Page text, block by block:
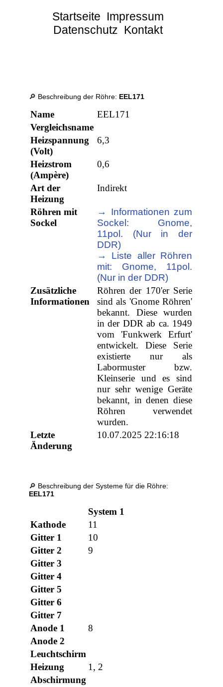
Startseite Impressum
Datenschutz Kontakt
🔎 Beschreibung der Röhre: EEL171
Name
EEL171
Vergleichsname
Heizspannung
(Volt)
6,3
Heizstrom
(Ampère)
0,6
Art der
Heizung
Indirekt
Röhren mit
Sockel
→ Informationen zum
Sockel: Gnome,
11pol. (Nur in der
DDR)
→ Liste aller Röhren
mit: Gnome, 11pol.
(Nur in der DDR)
Zusätzliche
Informationen
Röhren der 170'er Serie
sind als 'Gnome Röhren'
bekannt. Diese wurden
in der DDR ab ca. 1949
vom 'Funkwerk Erfurt'
entwickelt. Diese Serie
existierte nur als
Labormuster bzw.
Kleinserie und es sind
nur sehr wenige Geräte
bekannt, in denen diese
Röhren verwendet
wurden.
Letzte
Änderung
10.07.2025 22:16:18
🔎 Beschreibung der Systeme für die Röhre:
EEL171
System 1
Kathode
11
Gitter 1
10
Gitter 2
9
Gitter 3
Gitter 4
Gitter 5
Gitter 6
Gitter 7
Anode 1
8
Anode 2
Leuchtschirm
Heizung
1, 2
Abschirmung